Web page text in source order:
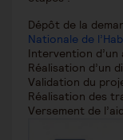
Dépôt de la
Nationale de
Intervention d’un
Réalisation d’un
Validation du
Réalisation des
Versement de